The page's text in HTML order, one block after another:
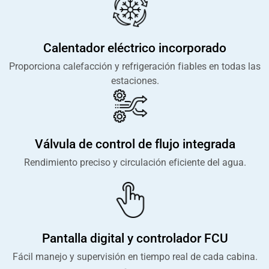
Calentador eléctrico incorporado
Proporciona calefacción y refrigeración fiables en todas las
estaciones.
Válvula de control de flujo integrada
Rendimiento preciso y circulación eficiente del agua.
Pantalla digital y controlador FCU
Fácil manejo y supervisión en tiempo real de cada cabina.